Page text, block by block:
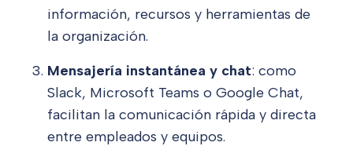
información, recursos y herramientas de
la organización.
Mensajería instantánea y chat: como
Slack, Microsoft Teams o Google Chat,
facilitan la comunicación rápida y directa
entre empleados y equipos.